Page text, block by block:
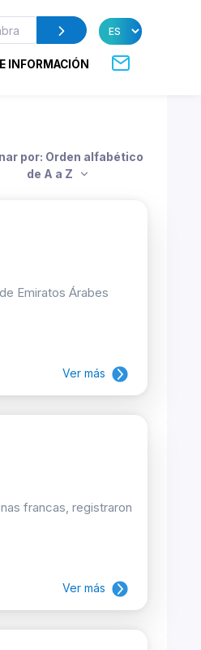
INFORMACIÓN
por: Orden alfabético
de A a Z
Emiratos Árabes
Ver más
francas, registraron
Ver más